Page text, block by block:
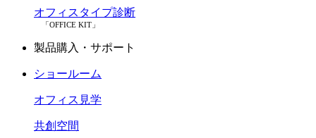
オフィスタイプ診断
「OFFICE KIT」
製品購入・サポート
ショールーム
オフィス見学
共創空間